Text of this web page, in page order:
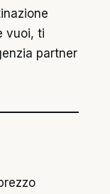
vuoi, ti
partner